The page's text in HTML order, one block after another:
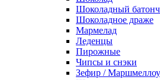
Шоколадный
Шоколадное драже
Мармелад
Леденцы
Пирожные
Чипсы и снэки
Зефир /